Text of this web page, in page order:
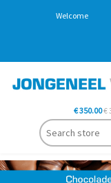
Welcome
€ 350.00€